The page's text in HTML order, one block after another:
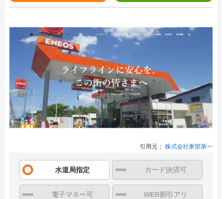
引用元： 株式会社東部第一
水道局指定 カード決済可
電子マネー可 WEB割引アリ